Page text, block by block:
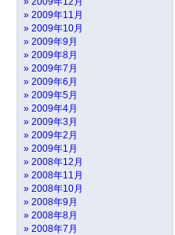
2009年11月
2009年10月
2009年9月
2009年8月
2009年7月
2009年6月
2009年5月
2009年4月
2009年3月
2009年2月
2009年1月
2008年12月
2008年11月
2008年10月
2008年9月
2008年8月
2008年7月